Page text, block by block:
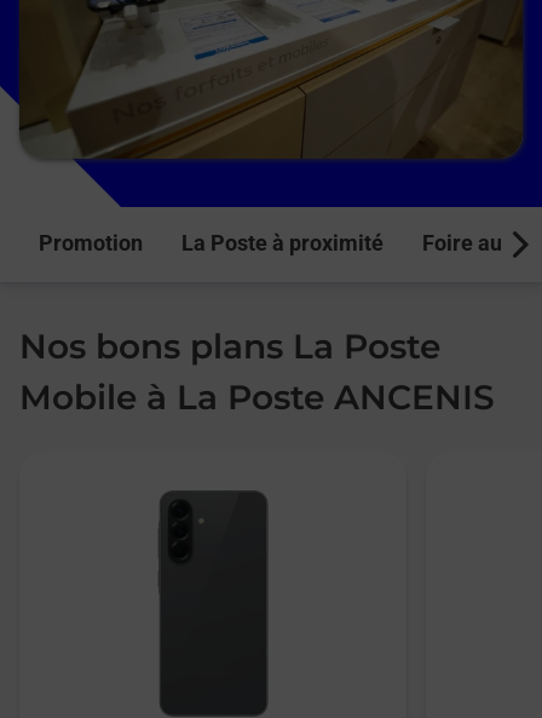
Promotion La Poste à proximité Foire aux
Nos bons plans La Poste
Mobile à La Poste ANCENIS